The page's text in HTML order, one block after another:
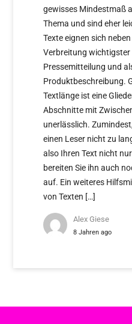
gewisses Mindestmaß
Thema und sind eher
Texte eignen sich
Verbreitung
Pressemitteilung und
Produktbeschreibung.
Textlänge ist eine
Abschnitte mit
unerlässlich.
einen Leser nicht zu
also Ihren Text nicht
bereiten Sie ihn auch
auf. Ein weiteres
von Texten […]
Alex Giese
8 Jahren ago